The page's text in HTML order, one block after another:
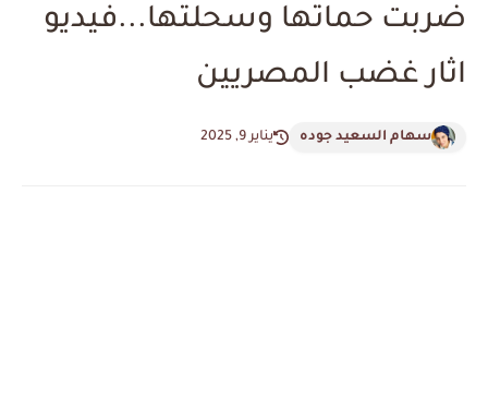
ضربت حماتها وسحلتها...فيديو
اثار غضب المصريين
سهام السعيد جوده يناير 9, 2025